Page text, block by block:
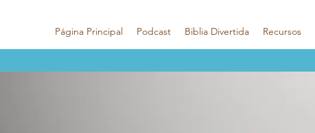
Página Principal Podcast Biblia Divertida Recursos